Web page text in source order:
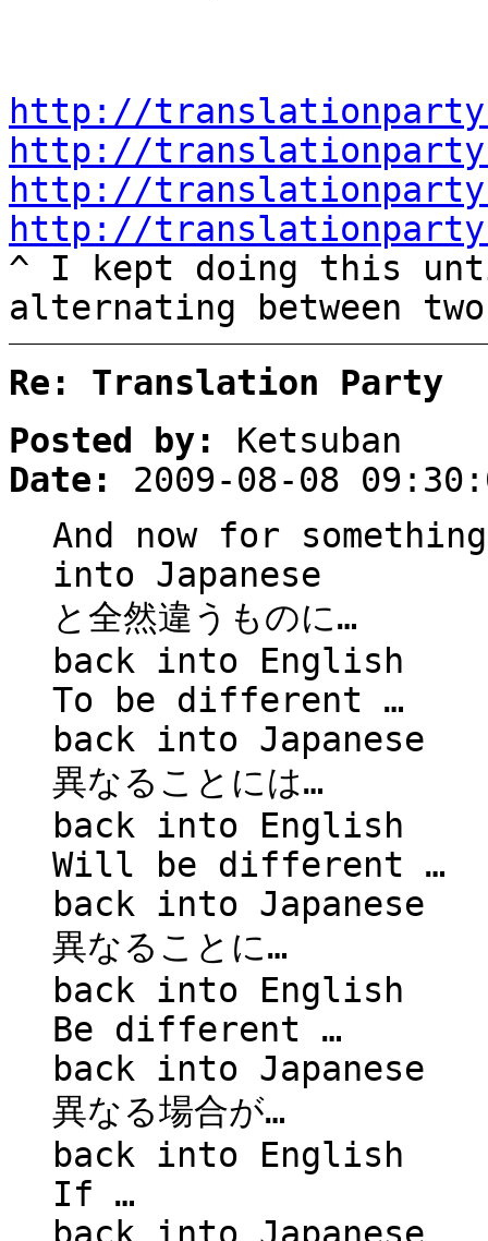
http://
http://
http://
http://
^ I kept doing this
alternating between two
Re: Translation Party
Posted by:
Ketsuban
Date:
2009-08-08
And now for
into Japanese
と全然違うものに…
back into English
To be different …
back into Japanese
異なることには…
back into English
Will be different …
back into Japanese
異なることに…
back into English
Be different …
back into Japanese
異なる場合が…
back into English
If …